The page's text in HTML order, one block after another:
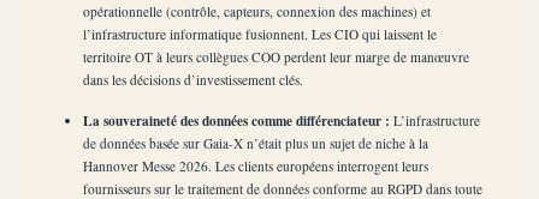
opérationnelle (contrôle, capteurs, connexion des machines) et
l’infrastructure informatique fusionnent. Les CIO qui laissent le
territoire OT à leurs collègues COO perdent leur marge de manœuvre
dans les décisions d’investissement clés.
La souveraineté des données comme différenciateur : L’infrastructure
de données basée sur Gaia-X n’était plus un sujet de niche à la
Hannover Messe 2026. Les clients européens interrogent leurs
fournisseurs sur le traitement de données conforme au RGPD dans toute